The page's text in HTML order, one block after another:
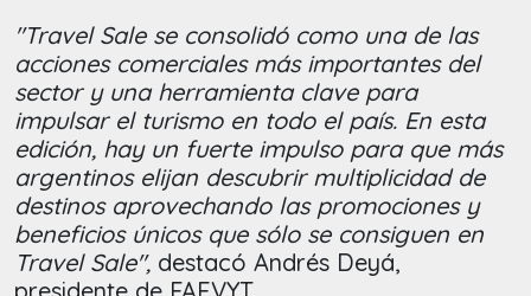
"Travel Sale se consolidó como una de las
acciones comerciales más importantes del
sector y una herramienta clave para
impulsar el turismo en todo el país. En esta
edición, hay un fuerte impulso para que más
argentinos elijan descubrir multiplicidad de
destinos aprovechando las promociones y
beneficios únicos que sólo se consiguen en
Travel Sale", destacó Andrés Deyá,